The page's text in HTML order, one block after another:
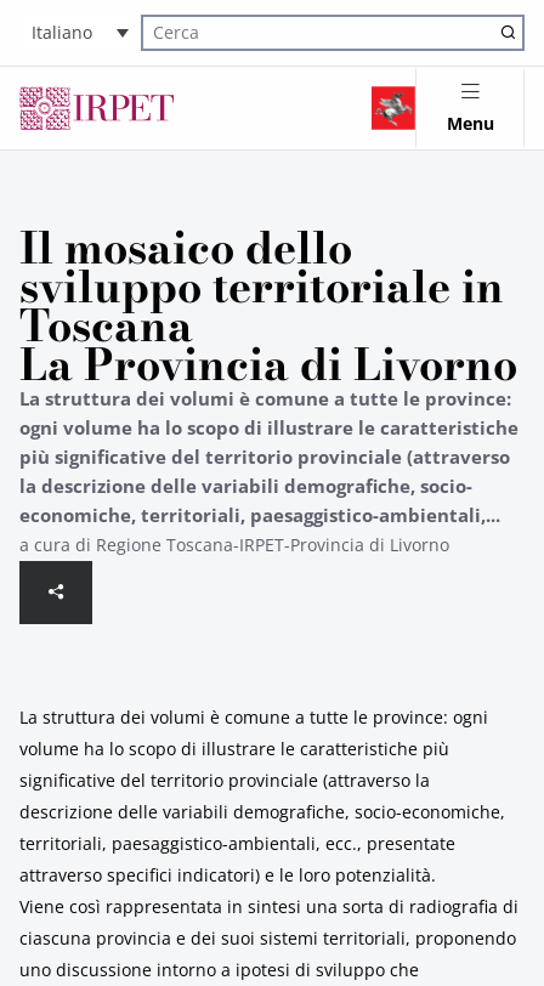
Italiano
Cerca nel sito
Menu
Il mosaico dello
sviluppo territoriale in
Toscana
La Provincia di Livorno
La struttura dei volumi è comune a tutte le province:
ogni volume ha lo scopo di illustrare le caratteristiche
più significative del territorio provinciale (attraverso
la descrizione delle variabili demografiche, socio-
economiche, territoriali, paesaggistico-ambientali,...
a cura di Regione Toscana-IRPET-Provincia di Livorno
La struttura dei volumi è comune a tutte le province: ogni
volume ha lo scopo di illustrare le caratteristiche più
significative del territorio provinciale (attraverso la
descrizione delle variabili demografiche, socio-economiche,
territoriali, paesaggistico-ambientali, ecc., presentate
attraverso specifici indicatori) e le loro potenzialità.
Viene così rappresentata in sintesi una sorta di radiografia di
ciascuna provincia e dei suoi sistemi territoriali, proponendo
uno discussione intorno a ipotesi di sviluppo che